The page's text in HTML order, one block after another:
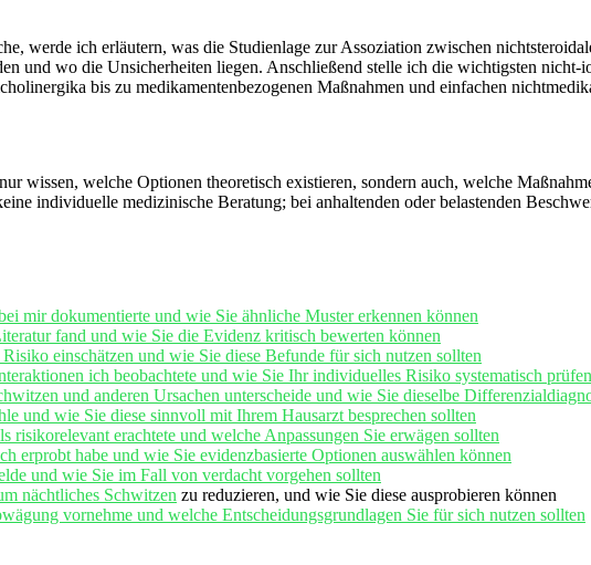
werde ich erläutern, was die Studienlage zur Assoziation zwischen‌
und wo die ⁣Unsicherheiten liegen.⁣ Anschließend stelle ich ⁣die wichtigsten nicht-
⁢bis zu medikamentenbezogenen ⁤Maßnahmen und einfachen
wissen, welche Optionen theoretisch existieren, sondern auch, welche
‍individuelle medizinische Beratung; bei anhaltenden oder belastenden
mir ​dokumentierte und wie Sie ähnliche Muster erkennen können
fand und wie ⁣Sie die Evidenz kritisch bewerten können
einschätzen und wie‍ Sie diese Befunde⁣ für sich‍ nutzen sollten
ich beobachtete⁤ und⁢ wie ⁢Sie Ihr individuelles Risiko ⁢systematisch
und ⁣anderen‌ Ursachen unterscheide und wie Sie⁤ dieselbe
und wie Sie diese sinnvoll mit ‌Ihrem Hausarzt besprechen sollten
risikorelevant ⁣erachtete und welche⁤ Anpassungen Sie erwägen sollten
erprobt habe und wie ⁣Sie evidenzbasierte Optionen auswählen können
und wie Sie im Fall von verdacht vorgehen⁤ sollten
nächtliches Schwitzen zu reduzieren, und ⁣wie Sie diese ‌ausprobieren können
⁢vornehme und welche Entscheidungsgrundlagen‍ Sie​ für sich⁤ nutzen sollten